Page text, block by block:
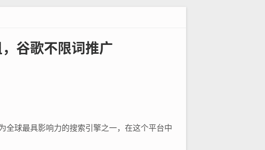
谷歌不限词推广
全球最具影响力的搜索引擎之一，在这个平台中